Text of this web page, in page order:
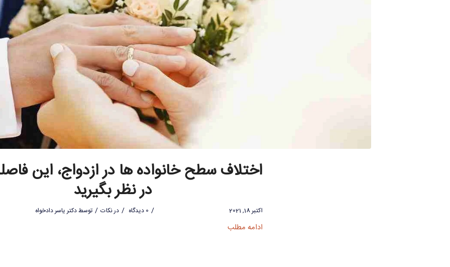
اختلاف سطح خانواده ها در ازدواج، این
در نظر بگیرید
اکتبر 18, 2021 / 0 دیدگاه / درنکات / توسطدکتر یاسر دادخواه
ادامه مطلب